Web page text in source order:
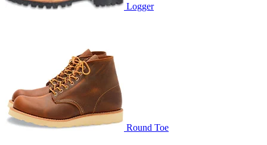
Logger
Round Toe